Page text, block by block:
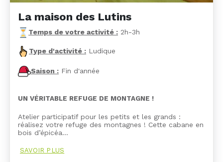
La maison des Lutins
Temps de votre activité : 2h-3h
Type d'activité : Ludique
Saison : Fin d'année
UN VÉRITABLE REFUGE DE MONTAGNE !
Atelier participatif pour les petits et les grands :
réalisez votre refuge des montagnes ! Cette cabane en
bois d’épicéa…
SAVOIR PLUS